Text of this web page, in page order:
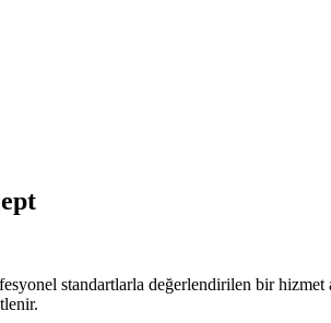
standartlarla değerlendirilen bir hizmet